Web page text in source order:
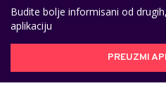
Budite bolje informisani od
aplikaciju
PREUZMI